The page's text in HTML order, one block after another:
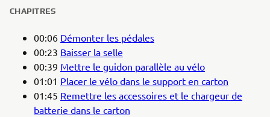
CHAPITRES
00:06 Démonter les pédales
00:23 Baisser la selle
00:39 Mettre le guidon parallèle au vélo
01:01 Placer le vélo dans le support en carton
01:45 Remettre les accessoires et le chargeur de
batterie dans le carton